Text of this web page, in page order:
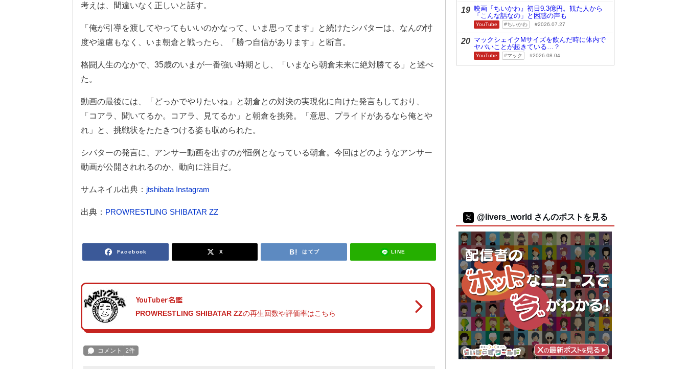
考えは、間違いなく正しいと話す。
「俺が引導を渡してやってもいいのかなって、いま思ってます」と続けたシバターは、なんの忖
度や遠慮もなく、いま朝倉と戦ったら、「勝つ自信があります」と断言。
格闘人生のなかで、35歳のいまが一番強い時期とし、「いまなら朝倉未来に絶対勝てる」と述べ
た。
動画の最後には、「どっかでやりたいね」と朝倉との対決の実現化に向けた発言もしており、
「コアラ、聞いてるか。コアラ、見てるか」と朝倉を挑発。「意思、プライドがあるなら俺とや
れ」と、挑戦状をたたきつける姿も収められた。
シバターの発言に、アンサー動画を出すのが恒例となっている朝倉。今回はどのようなアンサー
動画が公開されれるのか、動向に注目だ。
サムネイル出典： jtshibata Instagram
出典： PROWRESTLING SHIBATAR ZZ
Facebook X はてブ LINE
YouTuber名鑑
PROWRESTLING SHIBATAR ZZの再生回数や評価率はこちら
19 映画『ちいかわ』初日9.3億円。観た人から
「こんな話なの」と困惑の声も
YouTube ちいかわ 2026.07.27
20 マックシェイクMサイズを飲んだ時に体内で
ヤバいことが起きている…？
YouTube マック 2026.08.04
@livers_world さんのポストを見る